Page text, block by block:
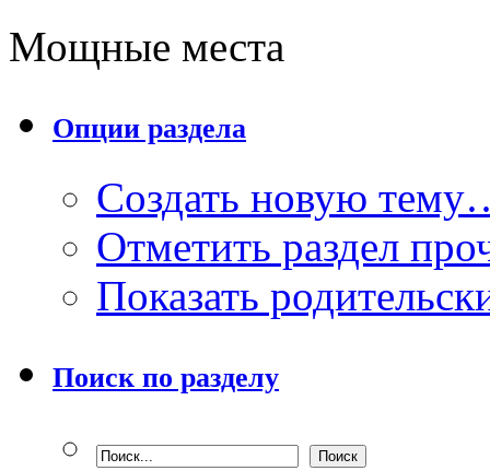
Мощные места
Опции раздела
Создать новую
Отметить раздел
Показать
Поиск по разделу